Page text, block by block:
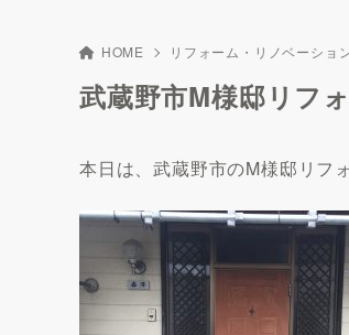
HOME リフォーム・リノベーショ
武蔵野市M様邸リフ
本日は、武蔵野市のM様邸リフ